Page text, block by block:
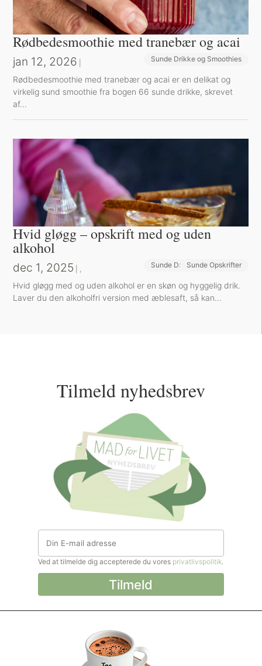
Rødbedesmoothie med tranebær og acai
jan 12, 2026 Sunde Drikke og Smoothies
Rødbedesmoothie med tranebær og acai er en delikat og
virkelig sund smoothie fra bogen 66 sunde drikke, skrevet
af...
Hvid gløgg – opskrift med og uden
alkohol
dec 1, 2025 Sunde Drikke og Smoothies
Sunde Opskrifter
Hvid gløgg med og uden alkohol er en skøn og hyggelig drik.
Laver du den alkoholfri version med æblesaft, så kan...
Tilmeld nyhedsbrev
Ved at tilmelde dig accepterede du vores privatlivspolitik.
© Madforlivet.com, 2000–2025. Alle
rettigheder forbeholdt.